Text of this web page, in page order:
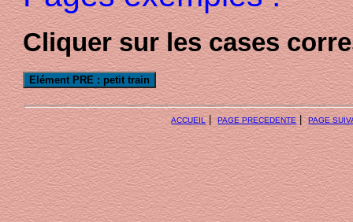
Cliquer sur les cases
ACCUEIL|PAGE PRECEDENTE|PAGE